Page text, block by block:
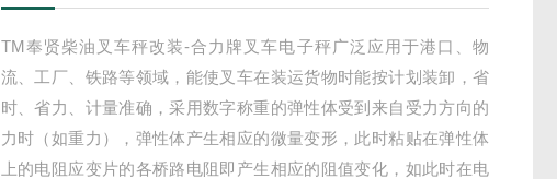
TM奉贤柴油叉车秤改装-合力牌叉车电子秤广泛应用于港口、物
流、工厂、铁路等领域，能使叉车在装运货物时能按计划装卸，省
时、省力、计量准确，采用数字称重的弹性体受到来自受力方向的
力时（如重力），弹性体产生相应的微量变形，此时粘贴在弹性体
上的电阻应变片的各桥路电阻即产生相应的阻值变化，如此时在电